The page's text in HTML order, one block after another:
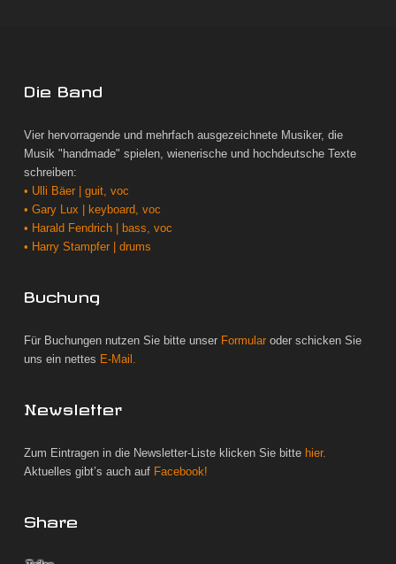
Die Band
Vier hervorragende und mehrfach ausgezeichnete Musiker, die
Musik "handmade" spielen, wienerische und hochdeutsche Texte
schreiben:
• Ulli Bäer | guit, voc
• Gary Lux | keyboard, voc
• Harald Fendrich | bass, voc
• Harry Stampfer | drums
Buchung
Für Buchungen nutzen Sie bitte unser Formular oder schicken Sie
uns ein nettes E-Mail.
Newsletter
Zum Eintragen in die Newsletter-Liste klicken Sie bitte hier.
Aktuelles gibt’s auch auf Facebook!
Share